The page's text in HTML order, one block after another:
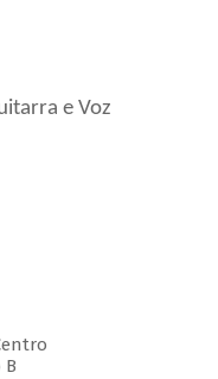
e Voz
B